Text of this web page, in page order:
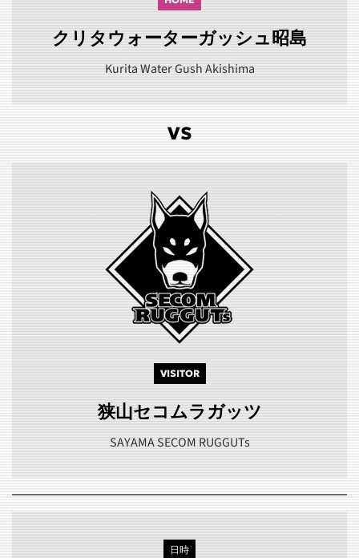
クリタウォーターガッシュ昭島
Kurita Water Gush Akishima
VS
VISITOR
狭山セコムラガッツ
SAYAMA SECOM RUGGUTs
日時